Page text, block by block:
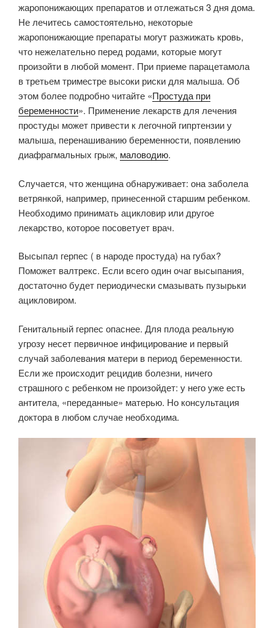
жаропонижающих препаратов и отлежаться 3 дня дома.
Не лечитесь самостоятельно, некоторые
жаропонижающие препараты могут разжижать кровь,
что нежелательно перед родами, которые могут
произойти в любой момент. При приеме парацетамола
в третьем триместре высоки риски для малыша. Об
этом более подробно читайте «Простуда при
беременности». Применение лекарств для лечения
простуды может привести к легочной гипртензии у
малыша, перенашиванию беременности, появлению
диафрагмальных грыж, маловодию.
Случается, что женщина обнаруживает: она заболела
ветрянкой, например, принесенной старшим ребенком.
Необходимо принимать ацикловир или другое
лекарство, которое посоветует врач.
Высыпал герпес ( в народе простуда) на губах?
Поможет валтрекс. Если всего один очаг высыпания,
достаточно будет периодически смазывать пузырьки
ацикловиром.
Генитальный герпес опаснее. Для плода реальную
угрозу несет первичное инфицирование и первый
случай заболевания матери в период беременности.
Если же происходит рецидив болезни, ничего
страшного с ребенком не произойдет: у него уже есть
антитела, «переданные» матерью. Но консультация
доктора в любом случае необходима.